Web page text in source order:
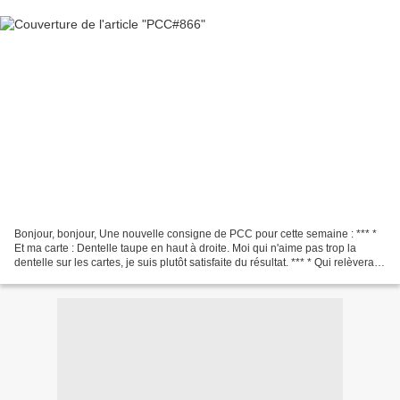
Bonjour, bonjour, Une nouvelle consigne de PCC pour cette semaine : *** *
Et ma carte : Dentelle taupe en haut à droite. Moi qui n'aime pas trop la
dentelle sur les cartes, je suis plutôt satisfaite du résultat. *** * Qui relèvera le